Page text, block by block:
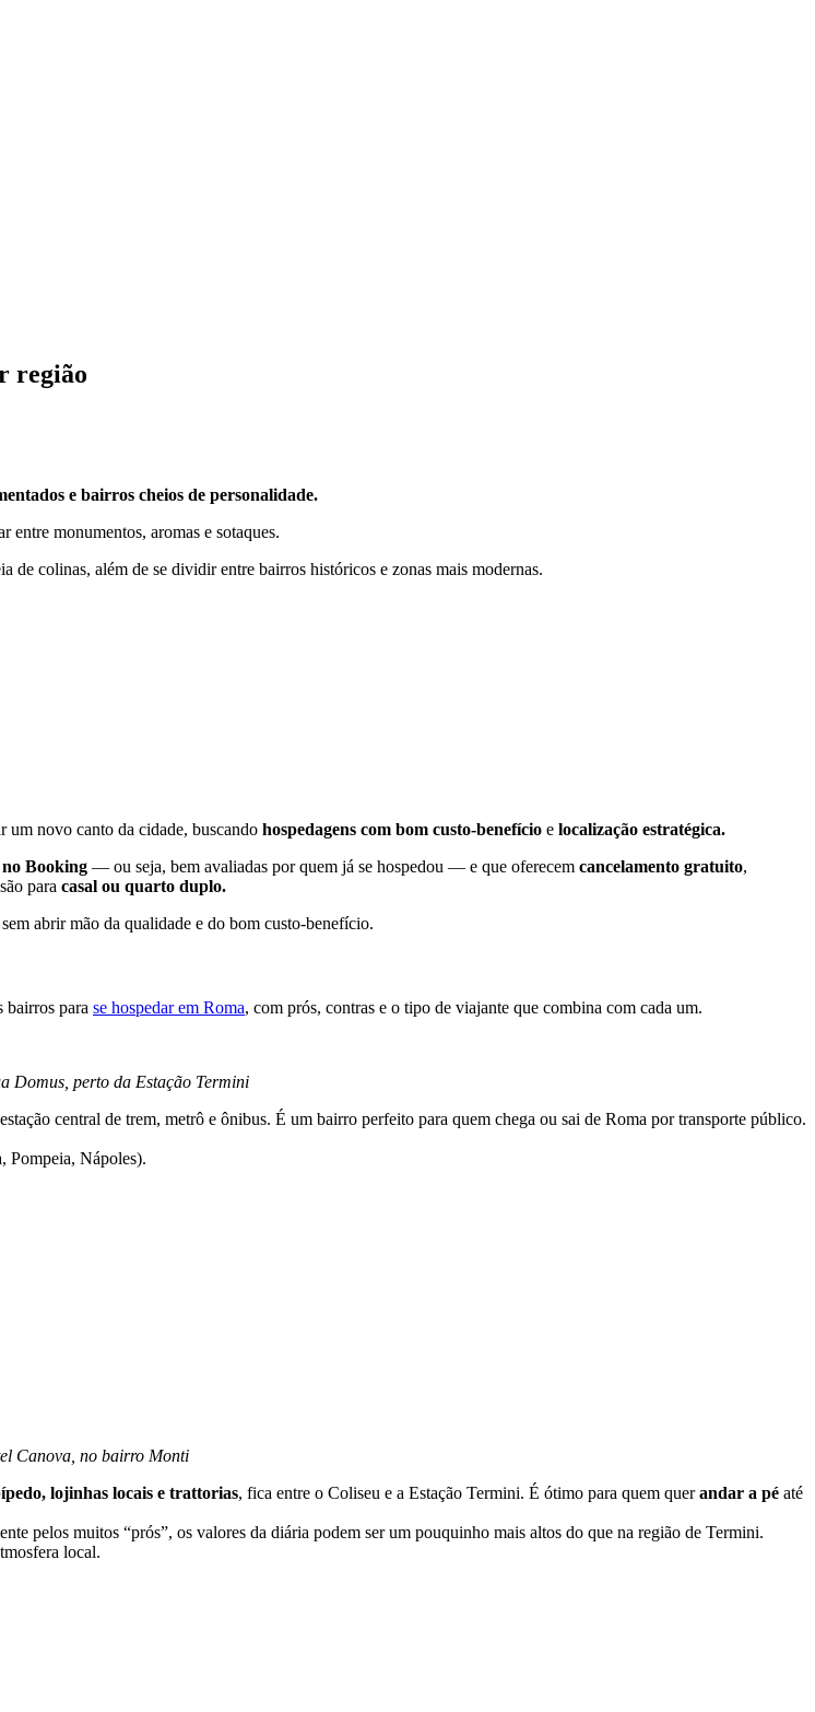
região
e bairros cheios de personalidade.
entre monumentos, aromas e sotaques.
de colinas, além de se dividir entre bairros históricos e zonas mais modernas.
um novo canto da cidade, buscando hospedagens com bom custo-benefício e localização estratégica.
no Booking — ou seja, bem avaliadas por quem já se hospedou — e que oferecem cancelamento gratuito,
para casal ou quarto duplo.
abrir mão da qualidade e do bom custo-benefício.
bairros para se hospedar em Roma, com prós, contras e o tipo de viajante que combina com cada um.
Domus, perto da Estação Termini
central de trem, metrô e ônibus. É um bairro perfeito para quem chega ou sai de Roma por transporte público.
Pompeia, Nápoles).
Canova, no bairro Monti
lojinhas locais e trattorias, fica entre o Coliseu e a Estação Termini. É ótimo para quem querandar a pé até
pelos muitos “prós”, os valores da diária podem ser um pouquinho mais altos do que na região de Termini.
local.